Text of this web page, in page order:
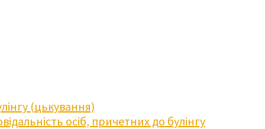
(цькування)
осіб, причетних до булінгу